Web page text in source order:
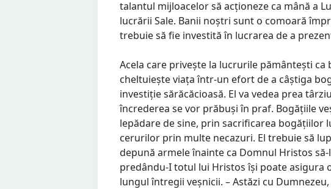
talantul mijloacelor să acționeze ca mână a
lucrării Sale. Banii noștri sunt o comoară
trebuie să fie investită în lucrarea de a
Acela care privește la lucrurile pământești
cheltuiește viața într-un efort de a câștiga
investiție sărăcăcioasă. El va vedea prea
încrederea se vor prăbuși în praf. Bogățiile
lepădare de sine, prin sacrificarea bogățiilor
cerurilor prin multe necazuri. El trebuie să
depună armele înainte ca Domnul Hristos
predându-I totul lui Hristos își poate asigura
lungul întregii veșnicii. – Astăzi cu Dumnezeu,